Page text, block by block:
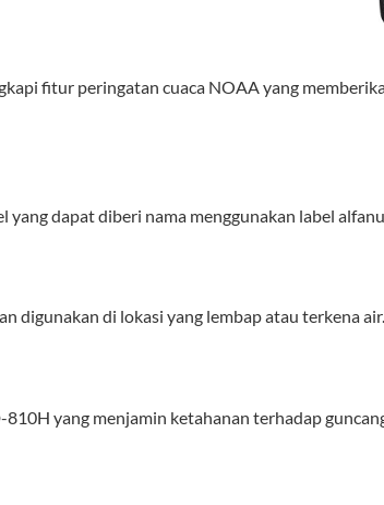
fitur peringatan cuaca NOAA yang
dapat diberi nama menggunakan label
digunakan di lokasi yang lembap atau terkena air.
yang menjamin ketahanan terhadap